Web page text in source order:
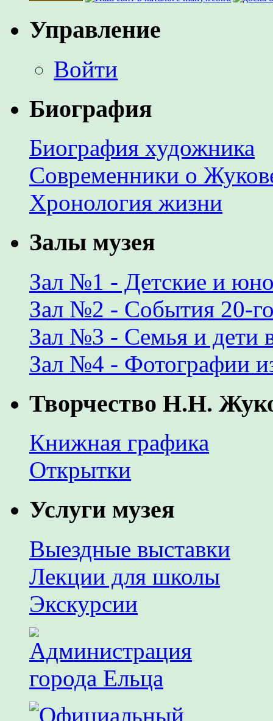
Управление
Войти
Биография
Биография художника
Современники о
Хронология жизни
Залы музея
Зал №1 - Детские и
Зал №2 - События 20-го
Зал №3 - Семья и дети
Зал №4 - Фотографии
Творчество Н.Н.
Книжная графика
Открытки
Услуги музея
Выездные выставки
Лекции для школы
Экскурсии